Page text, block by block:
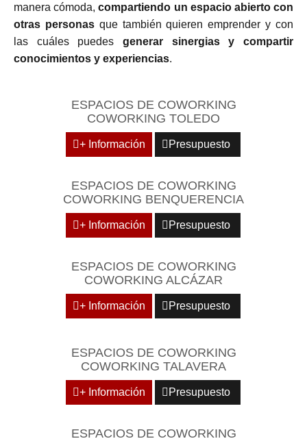
manera cómoda,compartiendo un espacio abierto con
otras personasque también quieren emprender y con
las cuáles puedes generar sinergias y compartir
conocimientos y experiencias.
ESPACIOS DE COWORKING
COWORKING TOLEDO
+ Información Presupuesto
ESPACIOS DE COWORKING
COWORKING BENQUERENCIA
+ Información Presupuesto
ESPACIOS DE COWORKING
COWORKING ALCÁZAR
+ Información Presupuesto
ESPACIOS DE COWORKING
COWORKING TALAVERA
+ Información Presupuesto
ESPACIOS DE COWORKING